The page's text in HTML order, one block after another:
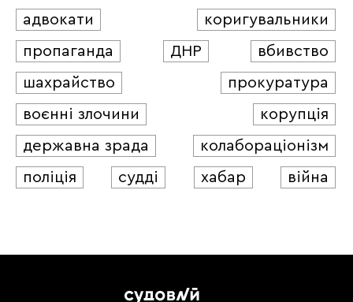
адвокати
коригувальники
пропаганда
ДНР
вбивство
шахрайство
прокуратура
воєнні злочини
корупція
державна зрада
колабораціонізм
поліція
судді хабар війна